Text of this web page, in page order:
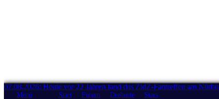
07.08.2026: Heute vor 22 Jahren fand das ZidZ-Fantreffen am
Menü Start Forum Drehorte Stars